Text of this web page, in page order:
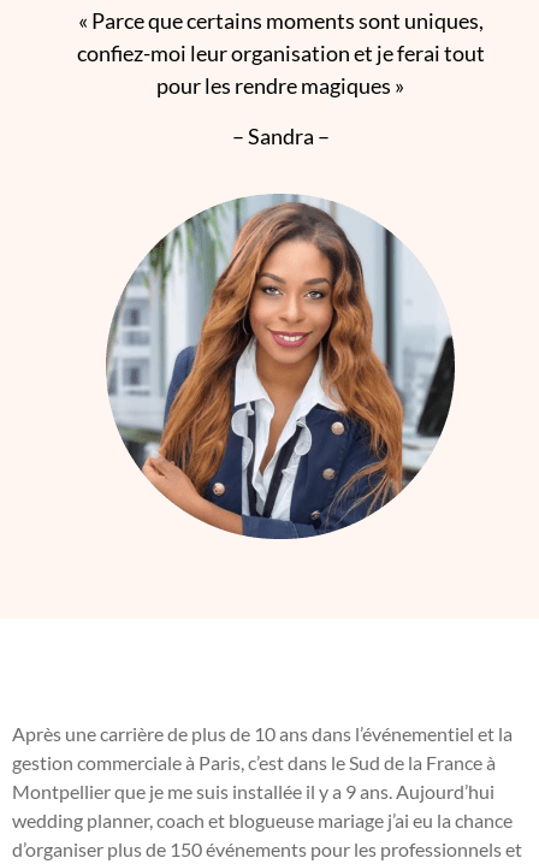
« Parce que certains moments sont uniques,
confiez-moi leur organisation et je ferai tout
pour les rendre magiques »
– Sandra –
Après une carrière de plus de 10 ans dans l’événementiel et la
gestion commerciale à Paris, c’est dans le Sud de la France à
Montpellier que je me suis installée il y a 9 ans. Aujourd’hui
wedding planner, coach et blogueuse mariage j’ai eu la chance
d’organiser plus de 150 événements pour les professionnels et